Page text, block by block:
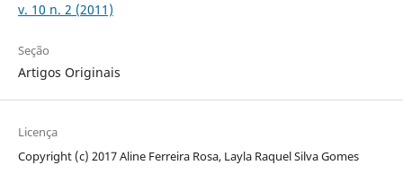
v. 10 n. 2 (2011)
Seção
Artigos Originais
Licença
Copyright (c) 2017 Aline Ferreira Rosa, Layla Raquel Silva Gomes